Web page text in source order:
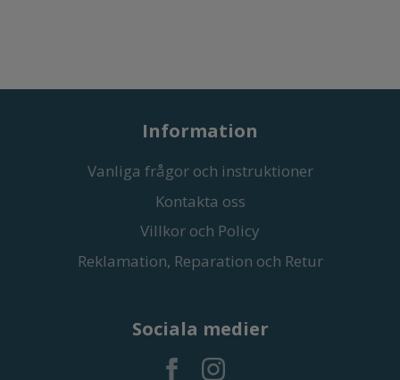
Information
Vanliga frågor och instruktioner
Kontakta oss
Villkor och Policy
Reklamation, Reparation och Retur
Sociala medier